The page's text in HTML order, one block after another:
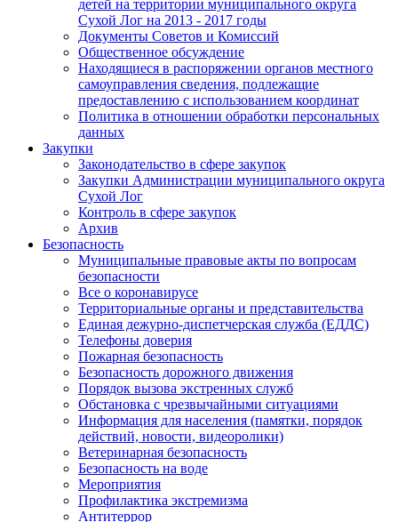
детей на территории муниципального округа
Сухой Лог на 2013 - 2017 годы
Документы Советов и Комиссий
Общественное обсуждение
Находящиеся в распоряжении органов местного
самоуправления сведения, подлежащие
предоставлению с использованием координат
Политика в отношении обработки персональных
данных
Закупки
Законодательство в сфере закупок
Закупки Администрации муниципального округа
Сухой Лог
Контроль в сфере закупок
Архив
Безопасность
Муниципальные правовые акты по вопросам
безопасности
Все о коронавирусе
Территориальные органы и представительства
Единая дежурно-диспетчерская служба (ЕДДС)
Телефоны доверия
Пожарная безопасность
Безопасность дорожного движения
Порядок вызова экстренных служб
Обстановка с чрезвычайными ситуациями
Информация для населения (памятки, порядок
действий, новости, видеоролики)
Ветеринарная безопасность
Безопасность на воде
Мероприятия
Профилактика экстремизма
Антитеррор